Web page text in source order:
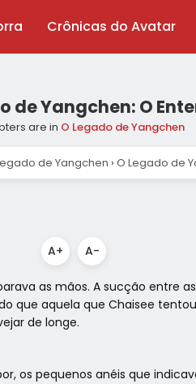
Crônicas do Avatar
de Yangchen: O
are in O Legado de Yangchen
de Yangchen › O Legado de
A+ A-
as mãos. A sucção entre
que aquela que Chaisee
de longe.
os pequenos anéis que